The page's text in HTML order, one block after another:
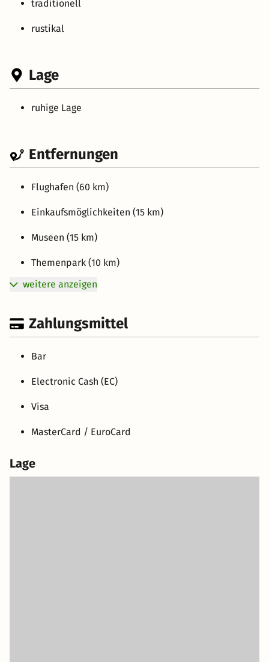
traditionell
rustikal
Lage
ruhige Lage
Entfernungen
Flughafen (60 km)
Einkaufsmöglichkeiten (15 km)
Museen (15 km)
Themenpark (10 km)
weitere anzeigen
Zahlungsmittel
Bar
Electronic Cash (EC)
Visa
MasterCard / EuroCard
Lage